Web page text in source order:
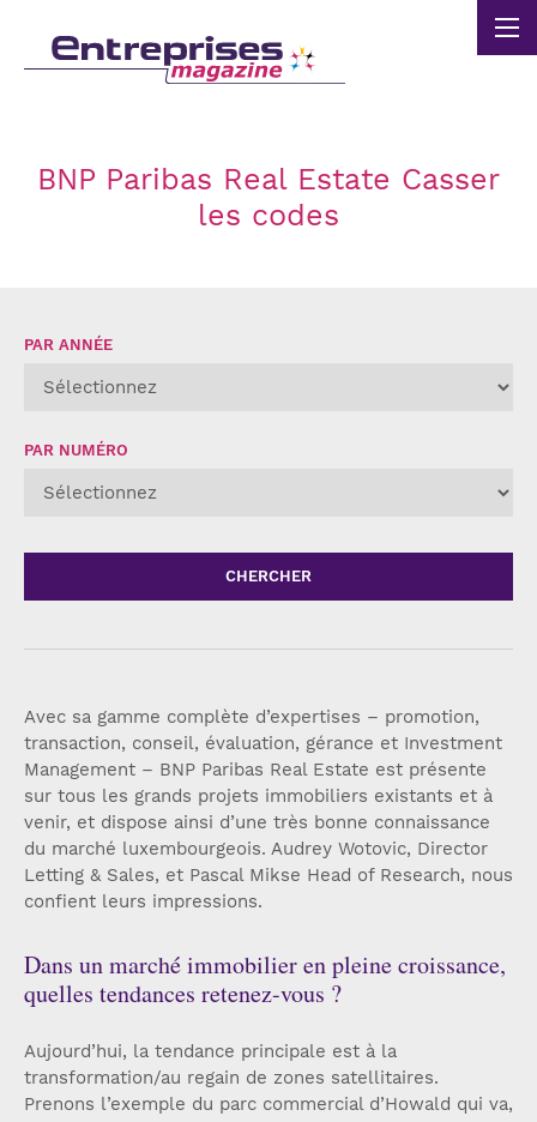
BNP Paribas Real Estate Casser
les codes
Avec sa gamme complète d’expertises – promotion,
transaction, conseil, évaluation, gérance et Investment
Management – BNP Paribas Real Estate est présente
sur tous les grands projets immobiliers existants et à
venir, et dispose ainsi d’une très bonne connaissance
du marché luxembourgeois. Audrey Wotovic, Director
Letting & Sales, et Pascal Mikse Head of Research, nous
confient leurs impressions.
Dans un marché immobilier en pleine croissance,
quelles tendances retenez-vous ?
Aujourd’hui, la tendance principale est à la
transformation/au regain de zones satellitaires.
Prenons l’exemple du parc commercial d’Howald qui va,
PAR ANNÉE
PAR NUMÉRO
CHERCHER